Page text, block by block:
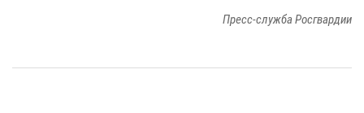
Пресс-служба Росгвардии